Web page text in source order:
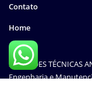
Contato
Home
SOLUÇÕES TÉCNICAS
Engenharia e